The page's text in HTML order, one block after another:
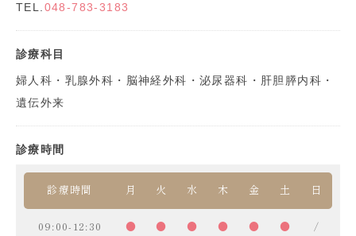
TEL. 048-783-3183
診療科目
婦人科・乳腺外科・脳神経外科・泌尿器科・肝胆膵内科・
遺伝外来
診療時間
診療時間 月 火 水 木 金 土 日
09:00-12:30 ● ● ● ● ● ● /